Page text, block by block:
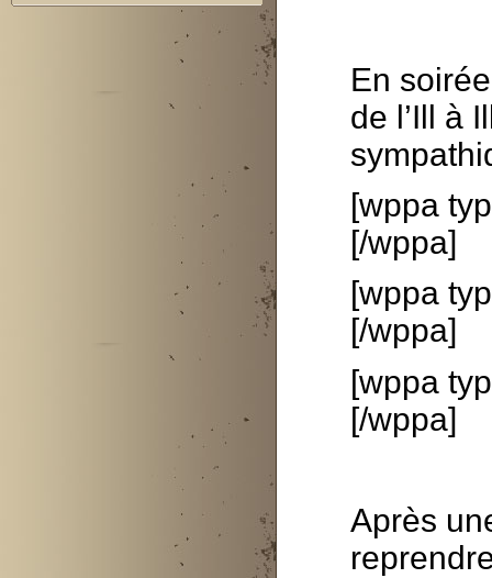
En
de l’Ill à
[wppa
[/wppa]
[wppa
[/wppa]
[wppa
[/wppa]
Après